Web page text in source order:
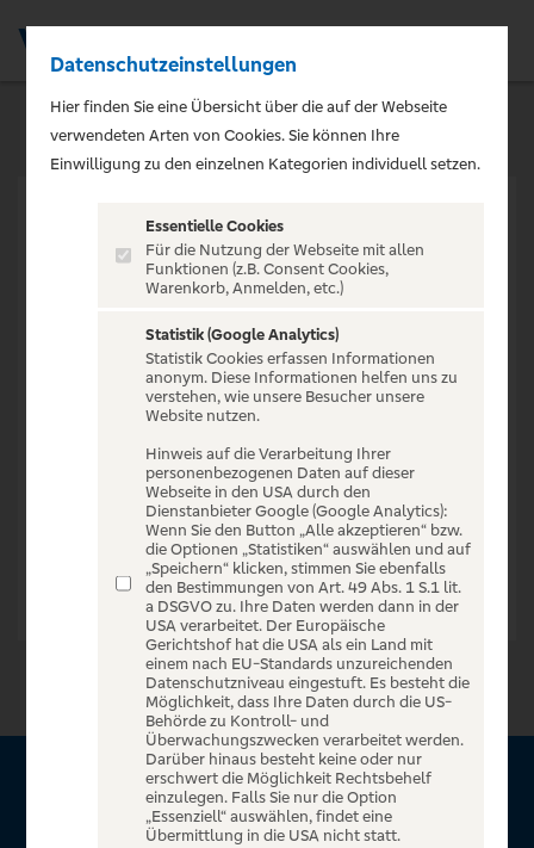
VERANSTALTUNG NICHT
GEFUNDEN
Zur Startseite
Über VR Entertain
Datenschutzeinstellungen
Hier finden Sie eine Übersicht über die auf der Webseite
verwendeten Arten von Cookies. Sie können Ihre
Einwilligung zu den einzelnen Kategorien individuell setzen.
Essentielle Cookies
Für die Nutzung der Webseite mit allen
Funktionen (z.B. Consent Cookies,
Warenkorb, Anmelden, etc.)
Statistik (Google Analytics)
Statistik Cookies erfassen Informationen
anonym. Diese Informationen helfen uns zu
verstehen, wie unsere Besucher unsere
Website nutzen.
Hinweis auf die Verarbeitung Ihrer
personenbezogenen Daten auf dieser
Webseite in den USA durch den
Dienstanbieter Google (Google Analytics):
Wenn Sie den Button „Alle akzeptieren“ bzw.
die Optionen „Statistiken“ auswählen und auf
„Speichern“ klicken, stimmen Sie ebenfalls
den Bestimmungen von Art. 49 Abs. 1 S.1 lit.
a DSGVO zu. Ihre Daten werden dann in der
USA verarbeitet. Der Europäische
Gerichtshof hat die USA als ein Land mit
einem nach EU-Standards unzureichenden
Datenschutzniveau eingestuft. Es besteht die
Möglichkeit, dass Ihre Daten durch die US-
Behörde zu Kontroll- und
Überwachungszwecken verarbeitet werden.
Darüber hinaus besteht keine oder nur
erschwert die Möglichkeit Rechtsbehelf
einzulegen. Falls Sie nur die Option
„Essenziell“ auswählen, findet eine
Übermittlung in die USA nicht statt.